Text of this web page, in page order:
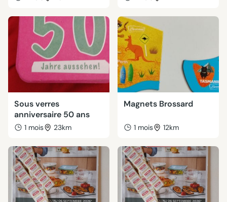
Sous verres
anniversaire 50 ans
1 mois 23km
Magnets Brossard
1 mois 12km